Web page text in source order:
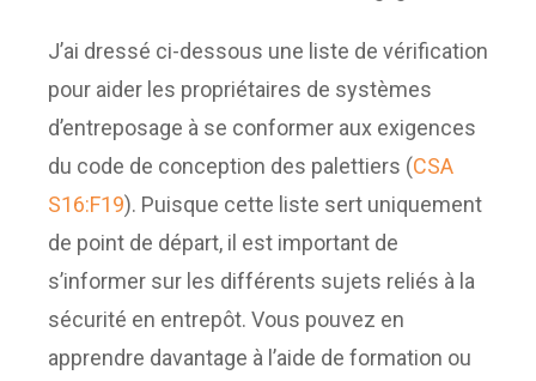
J’ai dressé ci-dessous une liste de vérification
pour aider les propriétaires de systèmes
d’entreposage à se conformer aux exigences
du code de conception des palettiers (CSA
S16:F19). Puisque cette liste sert uniquement
de point de départ, il est important de
s’informer sur les différents sujets reliés à la
sécurité en entrepôt. Vous pouvez en
apprendre davantage à l’aide de formation ou